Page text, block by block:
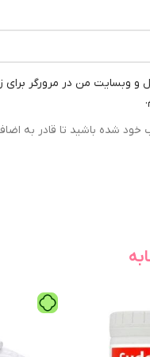
و وبسایت من در مرورگر برای
خود شده باشید تا قادر به